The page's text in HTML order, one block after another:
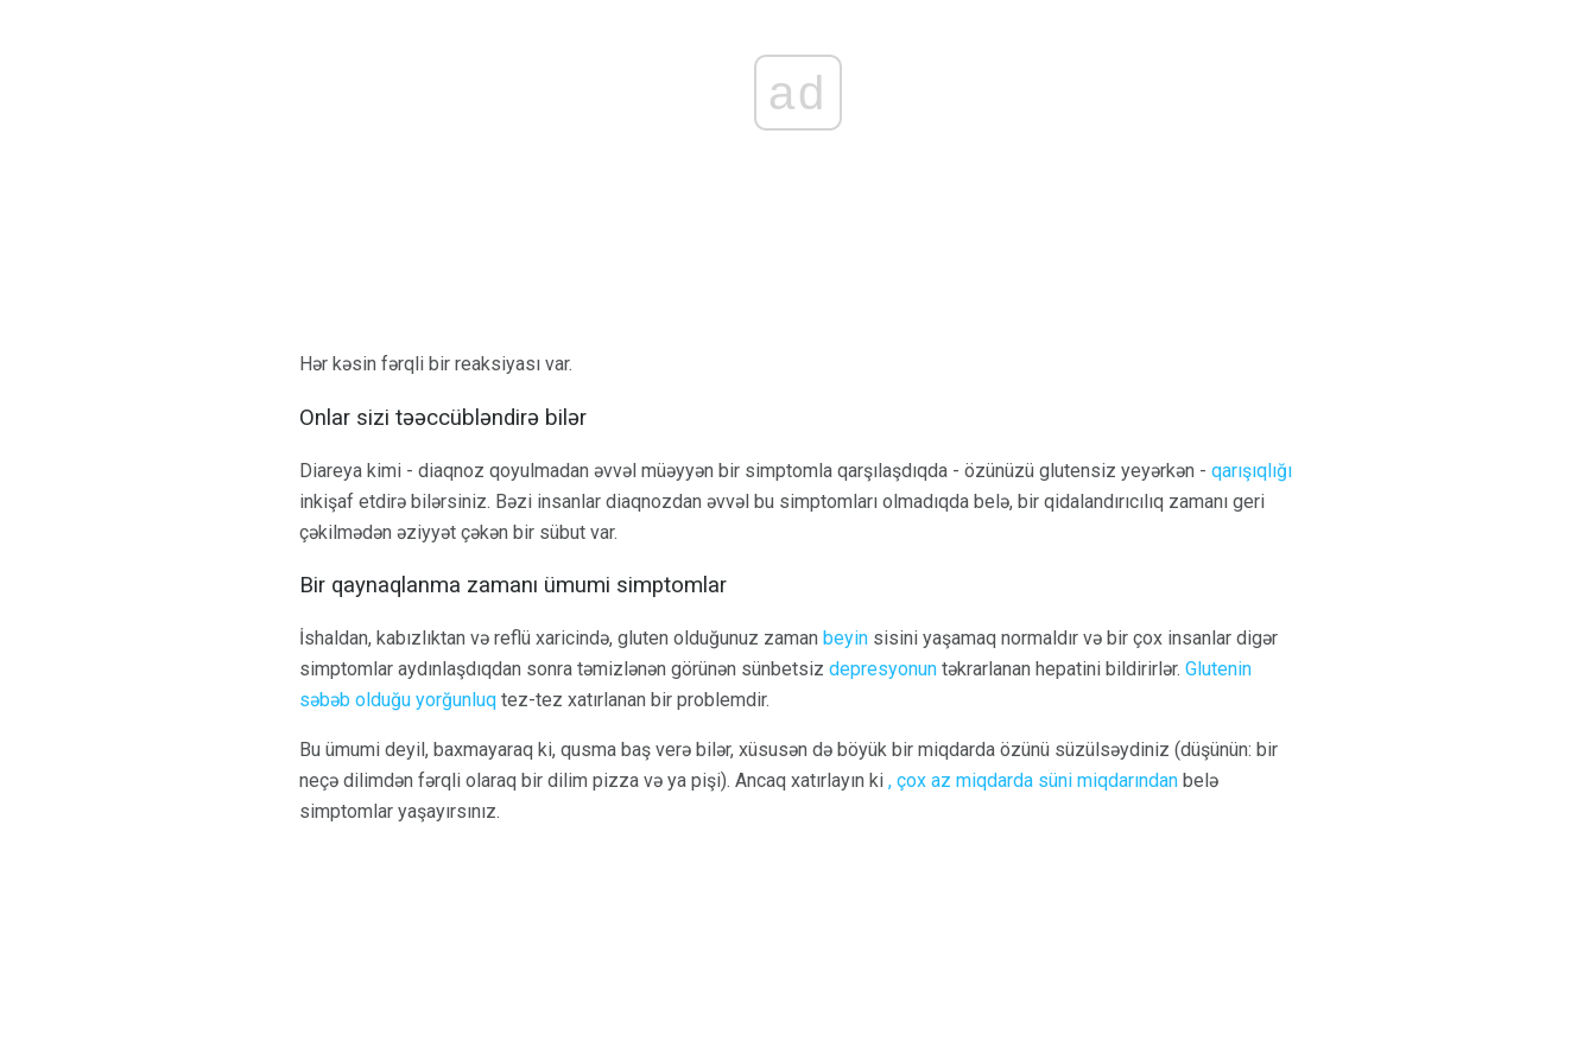
ad
Hər kəsin fərqli bir reaksiyası var.
Onlar sizi təəccübləndirə bilər
Diareya kimi - diaqnoz qoyulmadan əvvəl müəyyən bir simptomla qarşılaşdıqda - özünüzü glutensiz yeyərkən - qarışıqlığı
inkişaf etdirə bilərsiniz. Bəzi insanlar diaqnozdan əvvəl bu simptomları olmadıqda belə, bir qidalandırıcılıq zamanı geri
çəkilmədən əziyyət çəkən bir sübut var.
Bir qaynaqlanma zamanı ümumi simptomlar
İshaldan, kabızlıktan və reflü xaricində, gluten olduğunuz zaman beyin sisini yaşamaq normaldır və bir çox insanlar digər
simptomlar aydınlaşdıqdan sonra təmizlənən görünən sünbetsiz depresyonun təkrarlanan hepatini bildirirlər. Glutenin
səbəb olduğu yorğunluq tez-tez xatırlanan bir problemdir.
Bu ümumi deyil, baxmayaraq ki, qusma baş verə bilər, xüsusən də böyük bir miqdarda özünü süzülsəydiniz (düşünün: bir
neçə dilimdən fərqli olaraq bir dilim pizza və ya pişi). Ancaq xatırlayın ki , çox az miqdarda süni miqdarından belə
simptomlar yaşayırsınız.